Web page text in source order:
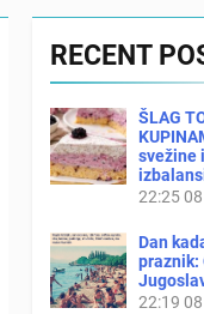
RECENT
ŠLAG
svežine
22:25
Dan
praznik:
22:19